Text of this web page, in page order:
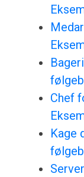
Chef
Kage